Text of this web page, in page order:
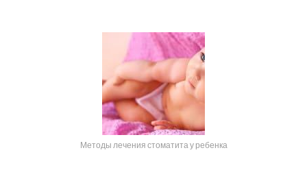
Методы лечения стоматита у ребенка